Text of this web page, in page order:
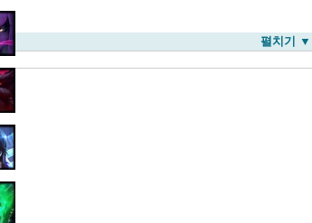
펼치기 ▼